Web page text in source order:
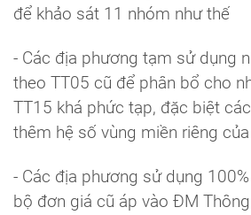
để khảo sát 11 nhóm như thế
- Các địa phương tạm sử dụng
theo TT05 cũ để phân bổ cho
TT15 khá phức tạp, đặc biệt
thêm hệ số vùng miền riêng
- Các địa phương sử dụng
bộ đơn giá cũ áp vào ĐM